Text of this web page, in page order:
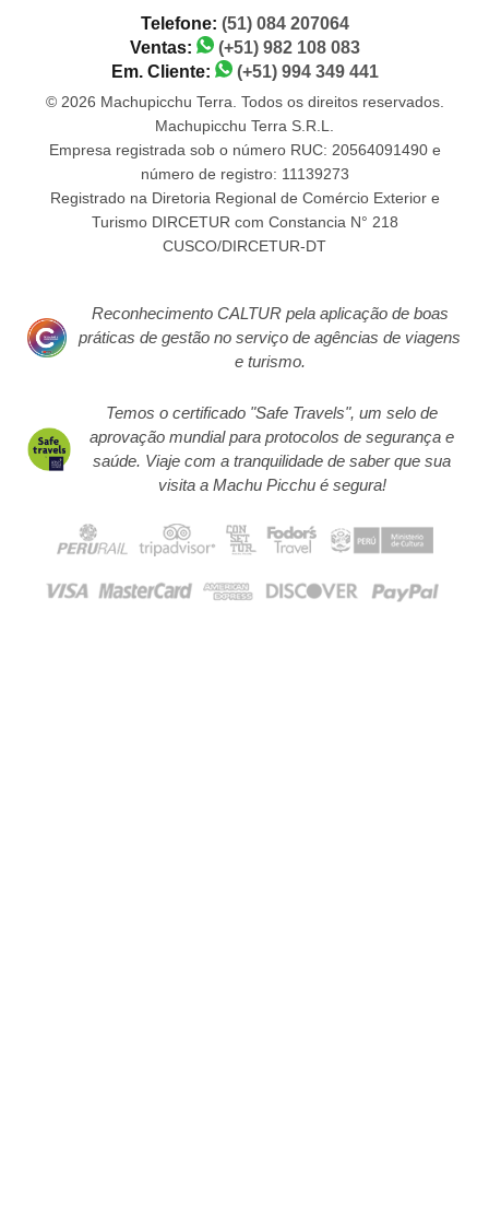
Telefone: (51) 084 207064
Ventas:
(+51) 982 108 083
Em. Cliente:
(+51) 994 349 441
© 2026 Machupicchu Terra. Todos os direitos reservados.
Machupicchu Terra S.R.L.
Empresa registrada sob o número RUC: 20564091490 e
número de registro: 11139273
Registrado na Diretoria Regional de Comércio Exterior e
Turismo DIRCETUR com Constancia N° 218
CUSCO/DIRCETUR-DT
Reconhecimento CALTUR pela aplicação de boas
práticas de gestão no serviço de agências de viagens
e turismo.
Temos o certificado "Safe Travels", um selo de
aprovação mundial para protocolos de segurança e
saúde. Viaje com a tranquilidade de saber que sua
visita a Machu Picchu é segura!